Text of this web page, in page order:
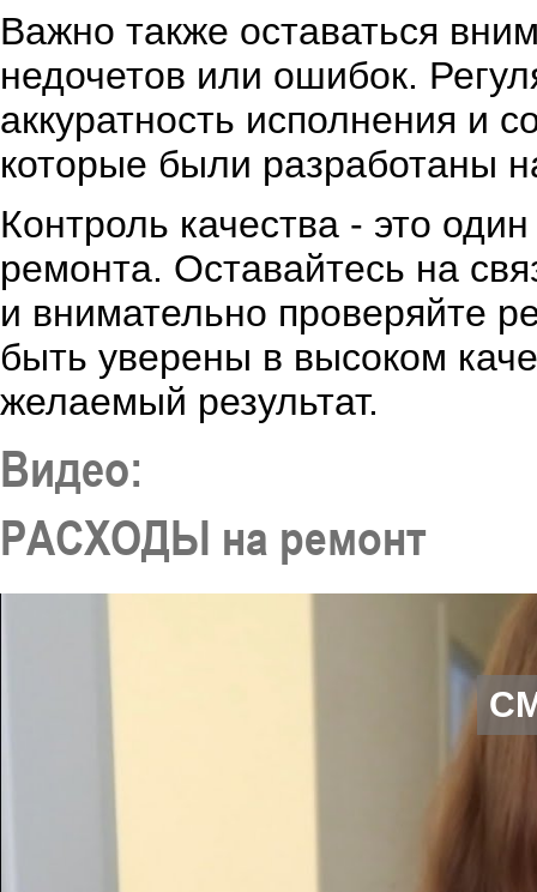
Важно также оставаться
недочетов или ошибок.
аккуратность исполнения и
которые были разработаны
Контроль качества - это
ремонта. Оставайтесь на
и внимательно проверяйте
быть уверены в высоком
желаемый результат.
Видео:
РАСХОДЫ на ремонт